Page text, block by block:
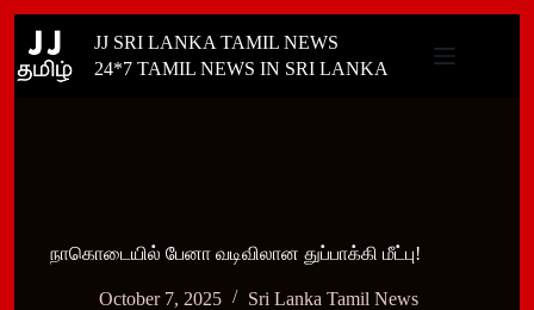
content
JJ SRI LANKA TAMIL NEWS
24*7 TAMIL NEWS IN SRI LANKA
நாகொடையில் பேனா வடிவிலான துப்பாக்கி மீட்பு!
October 7, 2025 Sri Lanka Tamil News